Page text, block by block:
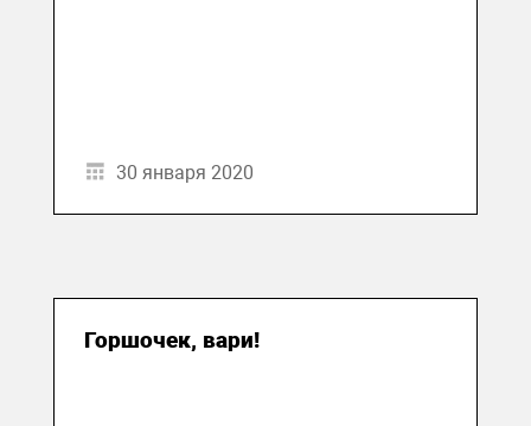
30 января 2020
Горшочек, вари!